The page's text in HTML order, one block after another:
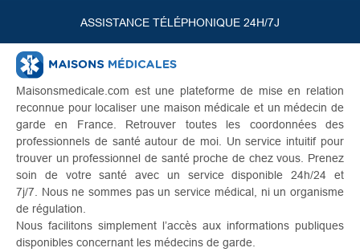
ASSISTANCE TÉLÉPHONIQUE 24H/7J
Maisonsmedicale.com est une plateforme de mise en relation
reconnue pour localiser une maison médicale et un médecin de
garde en France. Retrouver toutes les coordonnées des
professionnels de santé autour de moi. Un service intuitif pour
trouver un professionnel de santé proche de chez vous. Prenez
soin de votre santé avec un service disponible 24h/24 et
7j/7. Nous ne sommes pas un service médical, ni un organisme
de régulation.
Nous facilitons simplement l’accès aux informations publiques
disponibles concernant les médecins de garde.